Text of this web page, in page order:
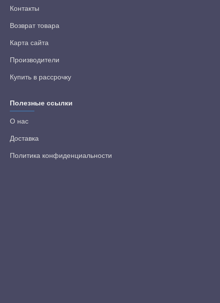
Контакты
Возврат товара
Карта сайта
Производители
Купить в рассрочку
Полезные ссылки
О нас
Доставка
Политика конфиденциальности